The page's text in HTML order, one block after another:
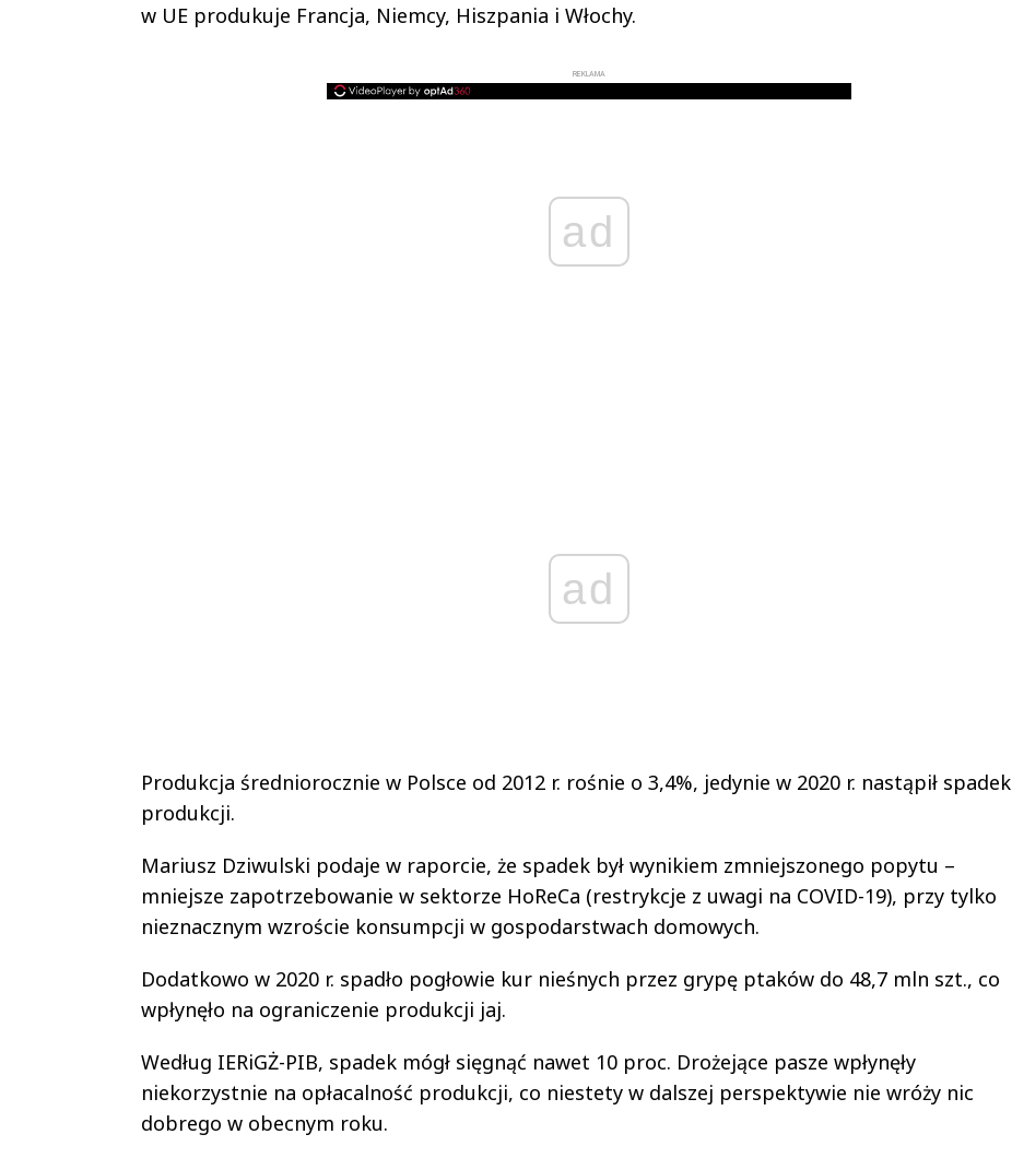
w UE produkuje Francja, Niemcy, Hiszpania i Włochy.
REKLAMA
ad
ad
Produkcja średniorocznie w Polsce od 2012 r. rośnie o 3,4%, jedynie w 2020 r. nastąpił spadek
produkcji.
Mariusz Dziwulski podaje w raporcie, że spadek był wynikiem zmniejszonego popytu –
mniejsze zapotrzebowanie w sektorze HoReCa (restrykcje z uwagi na COVID-19), przy tylko
nieznacznym wzroście konsumpcji w gospodarstwach domowych.
Dodatkowo w 2020 r. spadło pogłowie kur nieśnych przez grypę ptaków do 48,7 mln szt., co
wpłynęło na ograniczenie produkcji jaj.
Według IERiGŻ-PIB, spadek mógł sięgnąć nawet 10 proc. Drożejące pasze wpłynęły
niekorzystnie na opłacalność produkcji, co niestety w dalszej perspektywie nie wróży nic
dobrego w obecnym roku.